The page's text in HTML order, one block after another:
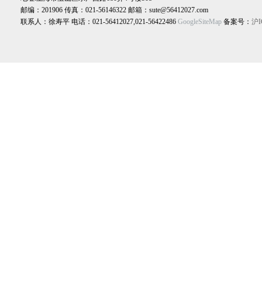
邮编：201906 传真：021-56146322 邮箱：sute@56412027.com
联系人：徐寿平 电话：021-56412027,021-56422486 GoogleSiteMap 备案号： 沪